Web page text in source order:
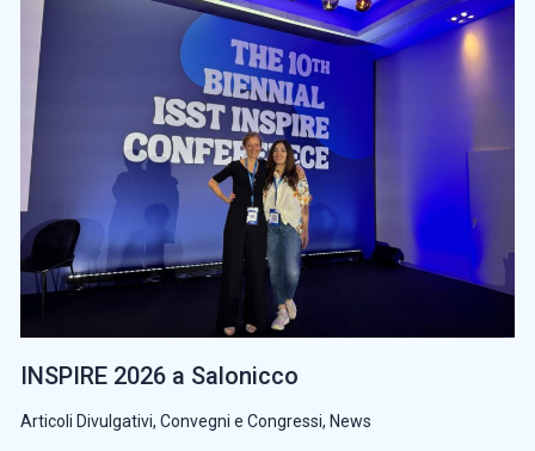
INSPIRE 2026 a Salonicco
Articoli Divulgativi, Convegni e Congressi, News